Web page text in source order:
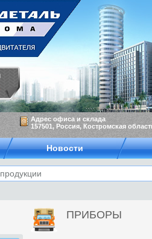
ПРИБОРЫ
Адрес офиса и склада
157501, Россия, Костромская
Новости